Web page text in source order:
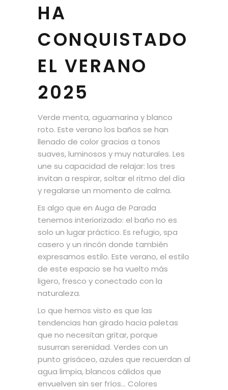
HA
CONQUISTADO
EL VERANO
2025
Verde menta, aguamarina y blanco
roto. Este verano los baños se han
llenado de color gracias a tonos
suaves, luminosos y muy naturales. Les
une su capacidad de relajar: los tres
invitan a respirar, soltar el ritmo del día
y regalarse un momento de calma.
Es algo que en Auga de Parada
tenemos interiorizado: el baño no es
solo un lugar práctico. Es refugio, spa
casero y un rincón donde también
expresamos estilo. Este verano, el estilo
de este espacio se ha vuelto más
ligero, fresco y conectado con la
naturaleza.
Lo que hemos visto es que las
tendencias han girado hacia paletas
que no necesitan gritar, porque
susurran serenidad. Verdes con un
punto grisáceo, azules que recuerdan al
agua limpia, blancos cálidos que
envuelven sin ser fríos… Colores